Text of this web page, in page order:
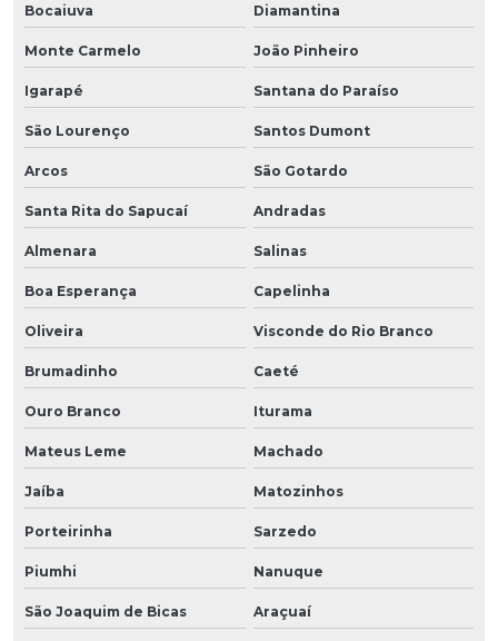
Bocaiuva Diamantina
Monte Carmelo João Pinheiro
Igarapé Santana do Paraíso
São Lourenço Santos Dumont
Arcos São Gotardo
Santa Rita do Sapucaí Andradas
Almenara Salinas
Boa Esperança Capelinha
Oliveira Visconde do Rio Branco
Brumadinho Caeté
Ouro Branco Iturama
Mateus Leme Machado
Jaíba Matozinhos
Porteirinha Sarzedo
Piumhi Nanuque
São Joaquim de Bicas Araçuaí